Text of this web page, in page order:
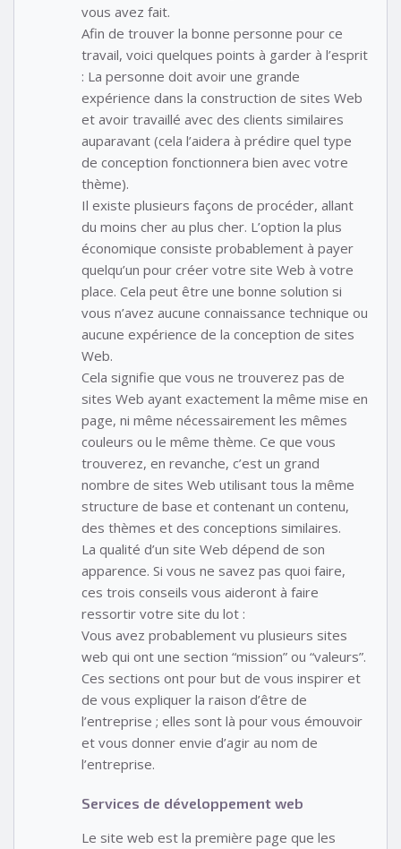
vous avez fait.
Afin de trouver la bonne personne pour ce
travail, voici quelques points à garder à l’esprit
: La personne doit avoir une grande
expérience dans la construction de sites Web
et avoir travaillé avec des clients similaires
auparavant (cela l’aidera à prédire quel type
de conception fonctionnera bien avec votre
thème).
Il existe plusieurs façons de procéder, allant
du moins cher au plus cher. L’option la plus
économique consiste probablement à payer
quelqu’un pour créer votre site Web à votre
place. Cela peut être une bonne solution si
vous n’avez aucune connaissance technique ou
aucune expérience de la conception de sites
Web.
Cela signifie que vous ne trouverez pas de
sites Web ayant exactement la même mise en
page, ni même nécessairement les mêmes
couleurs ou le même thème. Ce que vous
trouverez, en revanche, c’est un grand
nombre de sites Web utilisant tous la même
structure de base et contenant un contenu,
des thèmes et des conceptions similaires.
La qualité d’un site Web dépend de son
apparence. Si vous ne savez pas quoi faire,
ces trois conseils vous aideront à faire
ressortir votre site du lot :
Vous avez probablement vu plusieurs sites
web qui ont une section “mission” ou “valeurs”.
Ces sections ont pour but de vous inspirer et
de vous expliquer la raison d’être de
l’entreprise ; elles sont là pour vous émouvoir
et vous donner envie d’agir au nom de
l’entreprise.
Services de développement web
Le site web est la première page que les